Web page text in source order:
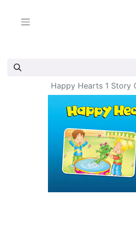
Happy Hearts 1 Story